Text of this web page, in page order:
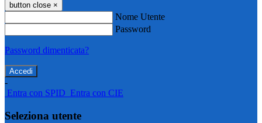
button close ×
Nome Utente
Password
Password dimenticata?
-
Entra con SPID Entra con CIE
Seleziona utente